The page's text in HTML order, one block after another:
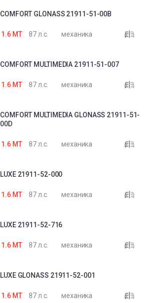
COMFORT GLONASS 21911-51-00B
1.6 MT 87 л.с. механика
COMFORT MULTIMEDIA 21911-51-007
1.6 MT 87 л.с. механика
COMFORT MULTIMEDIA GLONASS 21911-51-
00D
1.6 MT 87 л.с. механика
LUXE 21911-52-000
1.6 MT 87 л.с. механика
LUXE 21911-52-716
1.6 MT 87 л.с. механика
LUXE GLONASS 21911-52-001
1.6 MT 87 л.с. механика